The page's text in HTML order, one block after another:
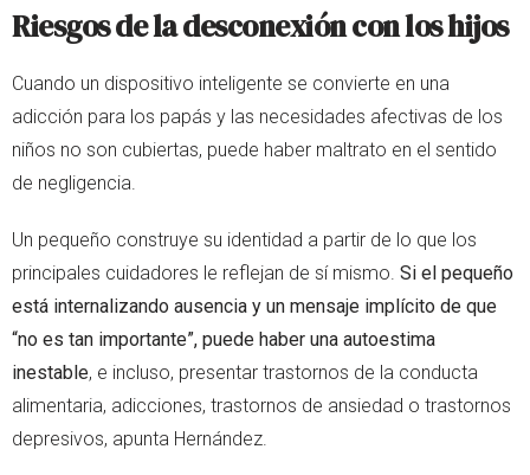
Riesgos de la desconexión con los hijos
Cuando un dispositivo inteligente se convierte en una
adicción para los papás y las necesidades afectivas de los
niños no son cubiertas, puede haber maltrato en el sentido
de negligencia.
Un pequeño construye su identidad a partir de lo que los
principales cuidadores le reflejan de sí mismo. Si el pequeño
está internalizando ausencia y un mensaje implícito de que
“no es tan importante”, puede haber una autoestima
inestable, e incluso, presentar trastornos de la conducta
alimentaria, adicciones, trastornos de ansiedad o trastornos
depresivos, apunta Hernández.